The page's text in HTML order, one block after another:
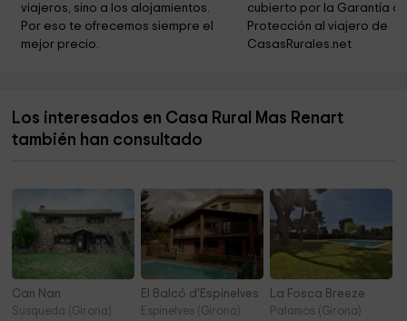
Iglesia de Sant Julià
Ayuntamiento De Masarac 2,7 km
Ayuntamiento De Mollet De Peralada Centro Cívico 2,9 km
viajeros, sino a los alojamientos.
Por eso te ofrecemos siempre el
mejor precio.
cubierto por la Garantía
Protección al viajero de
CasasRurales.net
Los interesados en Casa Rural Mas Renart
también han consultado
Can Nan
Susqueda (Girona)
El Balcó d'Espinelves
Espinelves (Girona)
La Fosca Breeze
Palamos (Girona)